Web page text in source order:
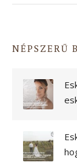
NÉPSZERŰ